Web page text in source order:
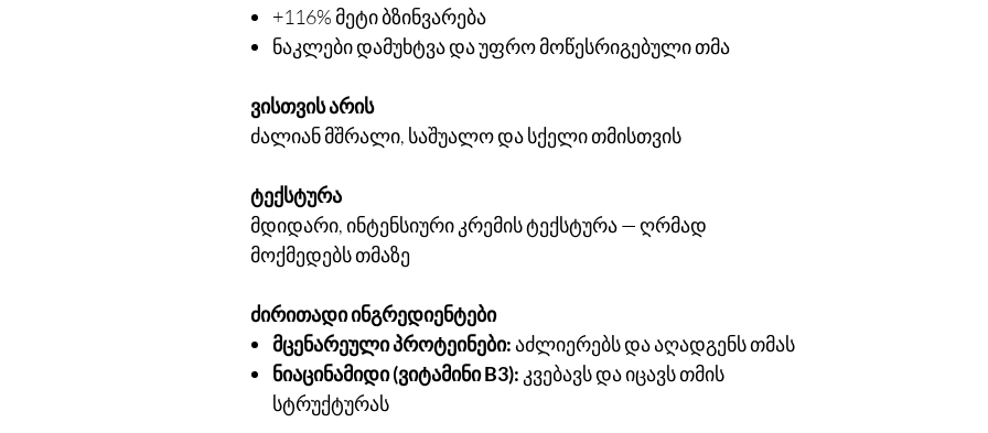
+116% მეტი ბზინვარება
ნაკლები დამუხტვა და უფრო მოწესრიგებული თმა
ვისთვის არის
ძალიან მშრალი, საშუალო და სქელი თმისთვის
ტექსტურა
მდიდარი, ინტენსიური კრემის ტექსტურა — ღრმად
მოქმედებს თმაზე
ძირითადი ინგრედიენტები
მცენარეული პროტეინები:აძლიერებს და აღადგენს თმას
ნიაცინამიდი (ვიტამინი B3): კვებავს და იცავს თმის
სტრუქტურას